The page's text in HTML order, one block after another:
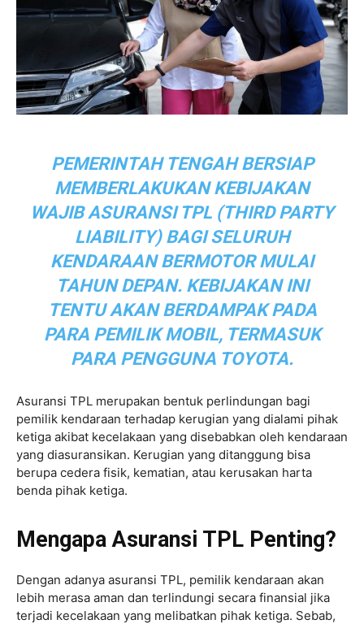
PEMERINTAH TENGAH BERSIAP
MEMBERLAKUKAN KEBIJAKAN
WAJIB ASURANSI TPL (THIRD PARTY
LIABILITY) BAGI SELURUH
KENDARAAN BERMOTOR MULAI
TAHUN DEPAN. KEBIJAKAN INI
TENTU AKAN BERDAMPAK PADA
PARA PEMILIK MOBIL, TERMASUK
PARA PENGGUNA TOYOTA.
Asuransi TPL merupakan bentuk perlindungan bagi
pemilik kendaraan terhadap kerugian yang dialami pihak
ketiga akibat kecelakaan yang disebabkan oleh kendaraan
yang diasuransikan. Kerugian yang ditanggung bisa
berupa cedera fisik, kematian, atau kerusakan harta
benda pihak ketiga.
Mengapa Asuransi TPL Penting?
Dengan adanya asuransi TPL, pemilik kendaraan akan
lebih merasa aman dan terlindungi secara finansial jika
terjadi kecelakaan yang melibatkan pihak ketiga. Sebab,